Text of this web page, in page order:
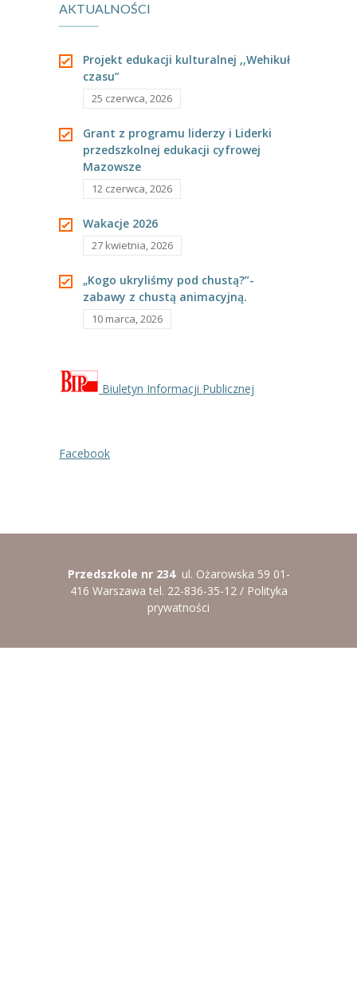
AKTUALNOŚCI
Projekt edukacji kulturalnej ,,Wehikuł
czasu”
25 czerwca, 2026
Grant z programu liderzy i Liderki
przedszkolnej edukacji cyfrowej
Mazowsze
12 czerwca, 2026
Wakacje 2026
27 kwietnia, 2026
„Kogo ukryliśmy pod chustą?”-
zabawy z chustą animacyjną.
10 marca, 2026
Biuletyn Informacji Publicznej
Facebook
Przedszkole nr 234 ul. Ożarowska 59 01-
416 Warszawa tel. 22-836-35-12 / Polityka
prywatności